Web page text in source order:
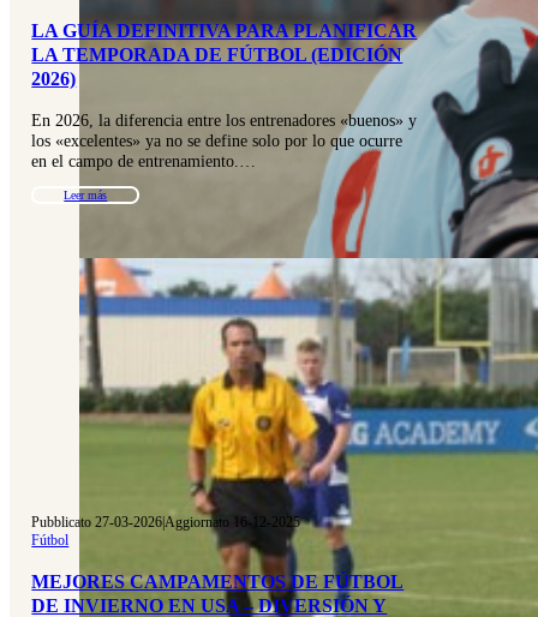
LA GUÍA DEFINITIVA PARA PLANIFICAR
LA TEMPORADA DE FÚTBOL (EDICIÓN
2026)
En 2026, la diferencia entre los entrenadores «buenos» y
los «excelentes» ya no se define solo por lo que ocurre
en el campo de entrenamiento.…
Leer más
Pubblicato 27-03-2026|Aggiornato 16-12-2025
Fútbol
MEJORES CAMPAMENTOS DE FÚTBOL
DE INVIERNO EN USA – DIVERSIÓN Y